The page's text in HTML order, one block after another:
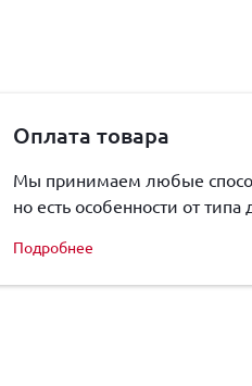
Оплата товара
Мы принимаем любые
но есть особенности от типа
Подробнее